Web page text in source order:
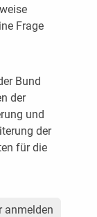
Frage
Bund
der
und
der
für die
anmelden